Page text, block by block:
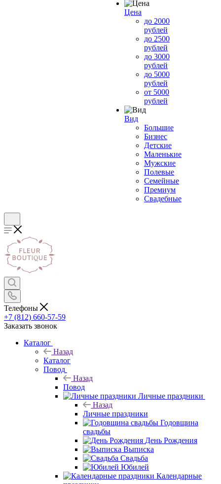
Цена
до 2000
рублей
до 2500
рублей
до 3000
рублей
до 5000
рублей
от 5000
рублей
Вид
Большие
Бизнес
Детские
Маленькие
Мужские
Полевые
Семейные
Премиум
Свадебные
Телефоны
+7 (812) 660-57-59
Заказать звонок
Каталог
Назад
Каталог
Повод
Назад
Повод
Личные праздники
Назад
Личные праздники
Годовщина
свадьбы
День Рождения
Выписка
Свадьба
Юбилей
Календарные